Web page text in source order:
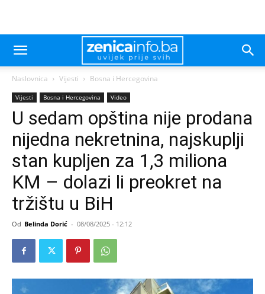
Naslovnica Vijesti Bosna i Hercegovina
Vijesti Bosna i Hercegovina Video
U sedam opština nije prodana
nijedna nekretnina, najskuplji
stan kupljen za 1,3 miliona
KM – dolazi li preokret na
tržištu u BiH
Od Belinda Dorić - 08/08/2025 - 12:12